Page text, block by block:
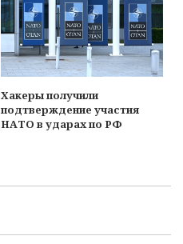
Хакеры получили
подтверждение участия
НАТО в ударах по РФ